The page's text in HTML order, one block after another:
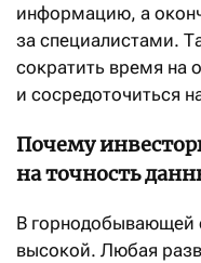
информацию, а
за специалистами.
сократить время на
и сосредоточиться
Почему
на точность
В горнодобывающей
высокой. Любая